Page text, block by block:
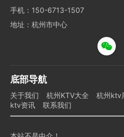
手机：150-6713-1507
地址：杭州市中心
底部导航
关于我们 杭州KTV大全 杭州ktv
ktv资讯
联系我们